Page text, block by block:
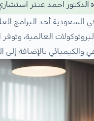
الدكتور احمد عنتر
السعودية أحد البرامج
العالمية،
والكيميائي بالإضافة